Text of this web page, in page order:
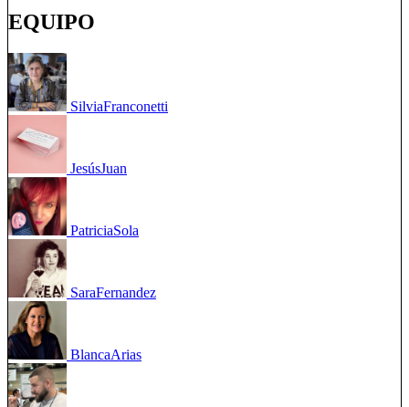
EQUIPO
SilviaFranconetti
JesúsJuan
PatriciaSola
SaraFernandez
BlancaArias